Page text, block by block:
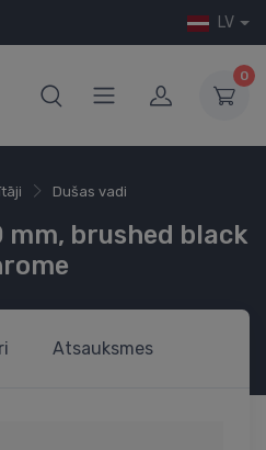
LV
0
Dušas vadi
mm, brushed black
Atsauksmes